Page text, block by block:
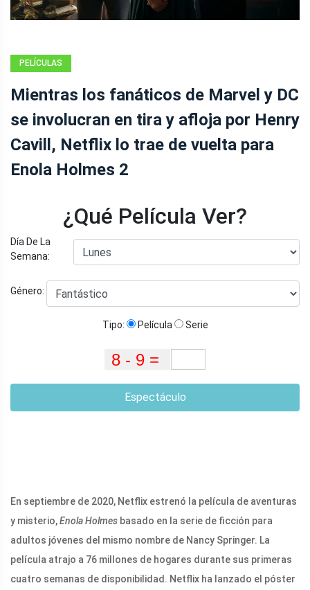
PELÍCULAS
Mientras los fanáticos de Marvel y DC
se involucran en tira y afloja por Henry
Cavill, Netflix lo trae de vuelta para
Enola Holmes 2
¿Qué Película Ver?
Día De La
Semana:
Género:
Tipo: Película Serie
Espectáculo
En septiembre de 2020, Netflix estrenó la película de aventuras
y misterio,Enola Holmes basado en la serie de ficción para
adultos jóvenes del mismo nombre de Nancy Springer. La
película atrajo a 76 millones de hogares durante sus primeras
cuatro semanas de disponibilidad. Netflix ha lanzado el póster